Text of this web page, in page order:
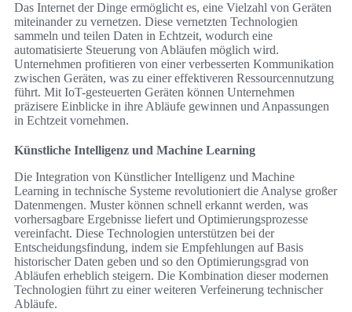
Das Internet der Dinge ermöglicht es, eine Vielzahl von Geräten
miteinander zu vernetzen. Diese vernetzten Technologien
sammeln und teilen Daten in Echtzeit, wodurch eine
automatisierte Steuerung von Abläufen möglich wird.
Unternehmen profitieren von einer verbesserten Kommunikation
zwischen Geräten, was zu einer effektiveren Ressourcennutzung
führt. Mit IoT-gesteuerten Geräten können Unternehmen
präzisere Einblicke in ihre Abläufe gewinnen und Anpassungen
in Echtzeit vornehmen.
Künstliche Intelligenz und Machine Learning
Die Integration von Künstlicher Intelligenz und Machine
Learning in technische Systeme revolutioniert die Analyse großer
Datenmengen. Muster können schnell erkannt werden, was
vorhersagbare Ergebnisse liefert und Optimierungsprozesse
vereinfacht. Diese Technologien unterstützen bei der
Entscheidungsfindung, indem sie Empfehlungen auf Basis
historischer Daten geben und so den Optimierungsgrad von
Abläufen erheblich steigern. Die Kombination dieser modernen
Technologien führt zu einer weiteren Verfeinerung technischer
Abläufe.